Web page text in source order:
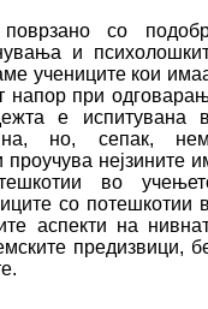
со
и
учениците кои
напор при
е испитувана
но, сепак,
нејзините
во
со потешкотии
аспекти на
предизвици,